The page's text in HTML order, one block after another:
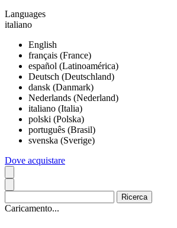
Languages
italiano
English
français (France)
español (Latinoamérica)
Deutsch (Deutschland)
dansk (Danmark)
Nederlands (Nederland)
italiano (Italia)
polski (Polska)
português (Brasil)
svenska (Sverige)
Dove acquistare
Caricamento...